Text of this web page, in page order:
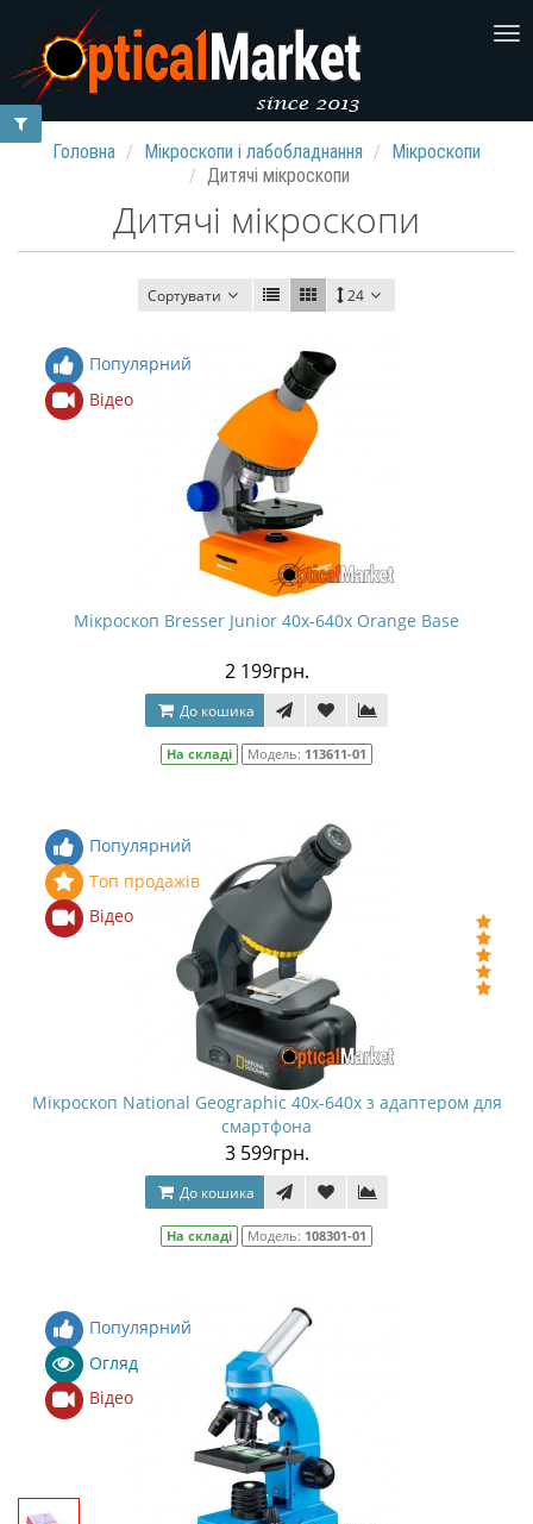
Головна Мікроскопи і лабобладнання
Мікроскопи
Дитячі мікроскопи
Дитячі мікроскопи
Сортувати 24
Популярний
Відео
Мікроскоп Bresser Junior 40x-640x Orange Base
2 199грн.
До кошика
На складі Модель: 113611-01
Популярний
Топ продажів
Відео
Мікроскоп National Geographic 40x-640x з адаптером для
смартфона
3 599грн.
До кошика
На складі Модель: 108301-01
Популярний
Огляд
Відео